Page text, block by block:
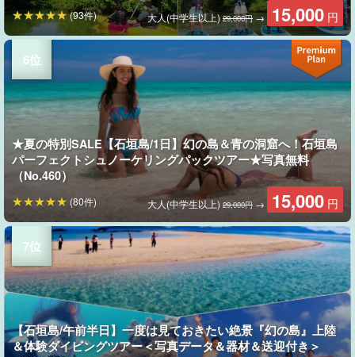
大人(中学生以上)29,000円→ 15,000 円
(93件)
★夏の特別SALE【石垣島/1日】幻の島＆青の洞窟へ！石垣島
パーフェクトシュノーケリングパックツアー★写真無料
（No.460）
大人(中学生以上) 29,000円 → 15,000 円
(80件)
【石垣島/午前半日】一度は見ておきたい絶景『幻の島』上陸
＆体験ダイビングツアー＜写真データ＆器材＆送迎付き＞